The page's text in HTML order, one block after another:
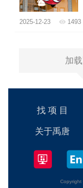
2025-12-23 1493
加
找 项 目
关于禹唐
Copyright